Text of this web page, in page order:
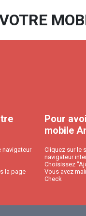
navigateur
la page
Pour
mobile
Cliquez sur le
navigateur
Choisissez
Vous avez
Check